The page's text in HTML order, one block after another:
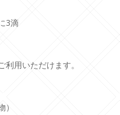
3滴
用いただけます。